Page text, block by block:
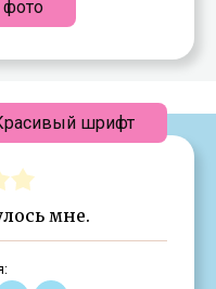
фото
мне.
шрифт